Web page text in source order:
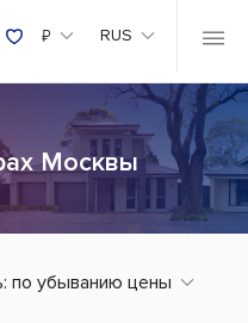
₽ RUS
Москвы
по убыванию цены